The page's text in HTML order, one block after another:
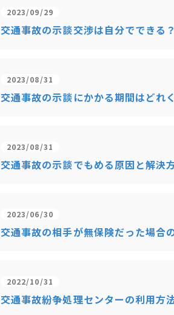
2023/09/29
交通事故の示談交渉は自分でできる？
2023/08/31
交通事故の示談にかかる期間はどれ
2023/08/31
交通事故の示談でもめる原因と解決
2023/06/30
交通事故の相手が無保険だった場合
2022/10/31
交通事故紛争処理センターの利用方